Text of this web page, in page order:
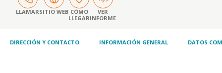
LLAMARSITIO WEB CÓMO
LLEGAR
VER
INFORME
DIRECCIÓN Y CONTACTO INFORMACIÓN GENERAL DATOS